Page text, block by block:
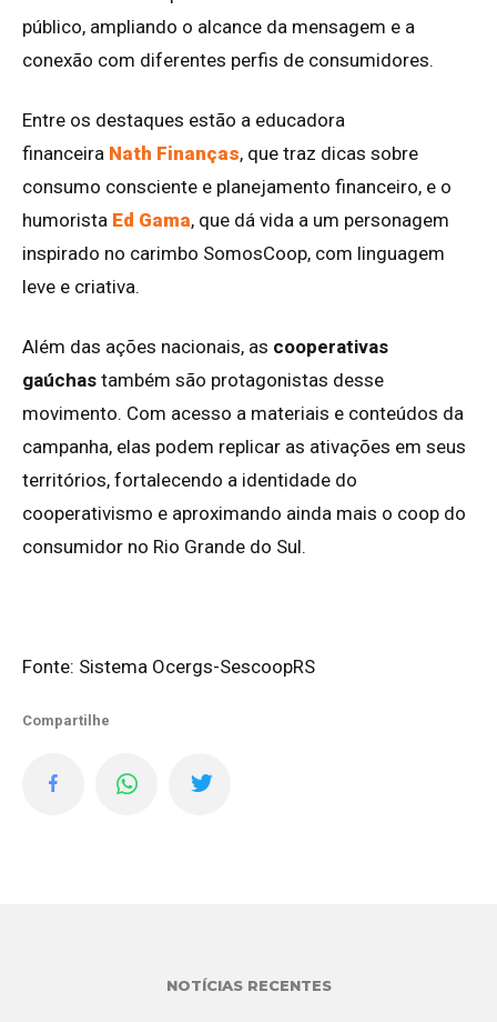
público, ampliando o alcance da mensagem e a
conexão com diferentes perfis de consumidores.
Entre os destaques estão a educadora
financeira Nath Finanças, que traz dicas sobre
consumo consciente e planejamento financeiro, e o
humorista Ed Gama, que dá vida a um personagem
inspirado no carimbo SomosCoop, com linguagem
leve e criativa.
Além das ações nacionais, as cooperativas
gaúchas também são protagonistas desse
movimento. Com acesso a materiais e conteúdos da
campanha, elas podem replicar as ativações em seus
territórios, fortalecendo a identidade do
cooperativismo e aproximando ainda mais o coop do
consumidor no Rio Grande do Sul.
Fonte: Sistema Ocergs-SescoopRS
Compartilhe
NOTÍCIAS RECENTES